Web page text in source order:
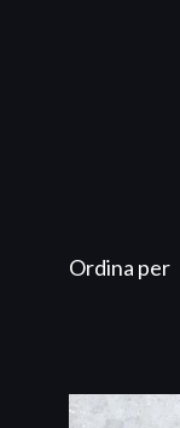
Ordina per